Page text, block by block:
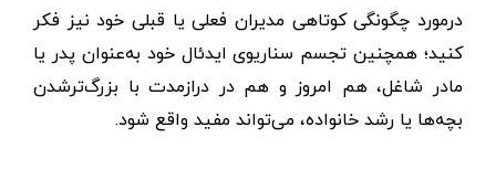
درمورد چگونگی کوتاهی مدیران فعلی یا قبلی خود نیز فکر
کنید؛ همچنین تجسم سناریوی ایدئال خود به‌عنوان پدر یا
مادر شاغل، هم امروز و هم در درازمدت با بزرگ‌ترشدن
بچه‌ها یا رشد خانواده، می‌تواند مفید واقع شود.